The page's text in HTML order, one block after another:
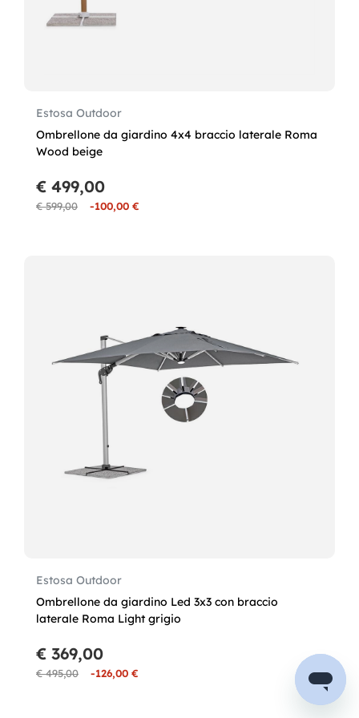
Estosa Outdoor
Ombrellone da giardino 4x4 braccio laterale Roma
Wood beige
€ 599,00 -100,00 €
€ 499,00
Estosa Outdoor
Ombrellone da giardino Led 3x3 con braccio
laterale Roma Light grigio
€ 495,00 -126,00 €
€ 369,00